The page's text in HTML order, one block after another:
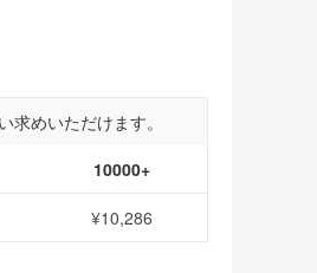
めいただけます。
10000+
¥10,286